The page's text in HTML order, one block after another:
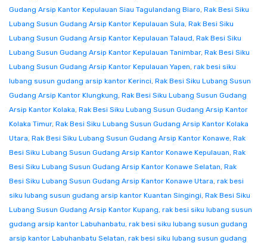
Gudang Arsip Kantor Kepulauan Siau Tagulandang Biaro, Rak Besi Siku
Lubang Susun Gudang Arsip Kantor Kepulauan Sula, Rak Besi Siku
Lubang Susun Gudang Arsip Kantor Kepulauan Talaud, Rak Besi Siku
Lubang Susun Gudang Arsip Kantor Kepulauan Tanimbar, Rak Besi Siku
Lubang Susun Gudang Arsip Kantor Kepulauan Yapen, rak besi siku
lubang susun gudang arsip kantor Kerinci, Rak Besi Siku Lubang Susun
Gudang Arsip Kantor Klungkung, Rak Besi Siku Lubang Susun Gudang
Arsip Kantor Kolaka, Rak Besi Siku Lubang Susun Gudang Arsip Kantor
Kolaka Timur, Rak Besi Siku Lubang Susun Gudang Arsip Kantor Kolaka
Utara, Rak Besi Siku Lubang Susun Gudang Arsip Kantor Konawe, Rak
Besi Siku Lubang Susun Gudang Arsip Kantor Konawe Kepulauan, Rak
Besi Siku Lubang Susun Gudang Arsip Kantor Konawe Selatan, Rak
Besi Siku Lubang Susun Gudang Arsip Kantor Konawe Utara, rak besi
siku lubang susun gudang arsip kantor Kuantan Singingi, Rak Besi Siku
Lubang Susun Gudang Arsip Kantor Kupang, rak besi siku lubang susun
gudang arsip kantor Labuhanbatu, rak besi siku lubang susun gudang
arsip kantor Labuhanbatu Selatan, rak besi siku lubang susun gudang